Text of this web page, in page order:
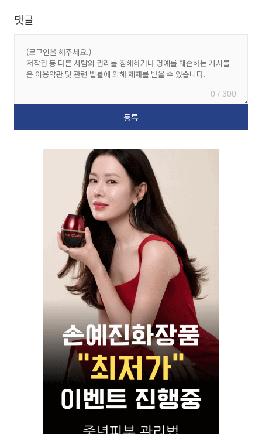
댓글
0 / 300